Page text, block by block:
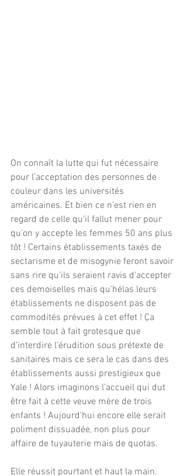
On connaît la lutte qui fut nécessaire
pour l’acceptation des personnes de
couleur dans les universités
américaines. Et bien ce n’est rien en
regard de celle qu’il fallut mener pour
qu’on y accepte les femmes 50 ans plus
tôt ! Certains établissements taxés de
sectarisme et de misogynie feront savoir
sans rire qu’ils seraient ravis d’accepter
ces demoiselles mais qu’hélas leurs
établissements ne disposent pas de
commodités prévues à cet effet ! Ça
semble tout à fait grotesque que
d’interdire l’érudition sous prétexte de
sanitaires mais ce sera le cas dans des
établissements aussi prestigieux que
Yale ! Alors imaginons l’accueil qui dut
être fait à cette veuve mère de trois
enfants ! Aujourd'hui encore elle serait
poliment dissuadée, non plus pour
affaire de tuyauterie mais de quotas.
Elle réussit pourtant et haut la main.